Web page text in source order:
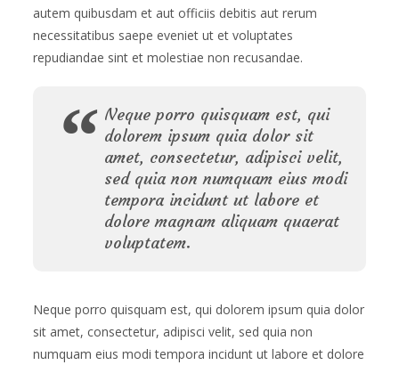
autem quibusdam et aut officiis debitis aut rerum
necessitatibus saepe eveniet ut et voluptates
repudiandae sint et molestiae non recusandae.
Neque porro quisquam est, qui
dolorem ipsum quia dolor sit
amet, consectetur, adipisci velit,
sed quia non numquam eius modi
tempora incidunt ut labore et
dolore magnam aliquam quaerat
voluptatem.
Neque porro quisquam est, qui dolorem ipsum quia dolor
sit amet, consectetur, adipisci velit, sed quia non
numquam eius modi tempora incidunt ut labore et dolore